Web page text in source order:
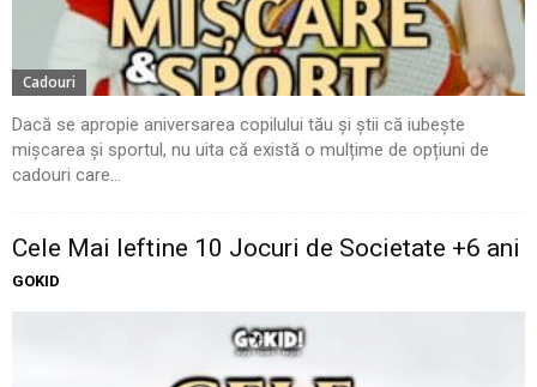
Cadouri
Dacă se apropie aniversarea copilului tău și știi că iubește
mișcarea și sportul, nu uita că există o mulțime de opțiuni de
cadouri care...
Cele Mai Ieftine 10 Jocuri de Societate +6 ani
GOKID